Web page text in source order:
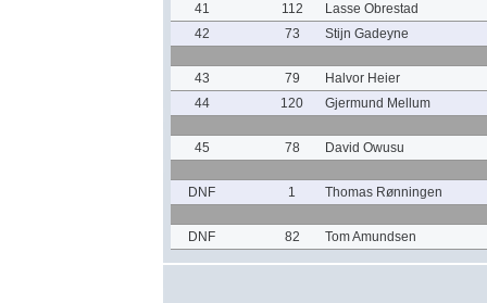
41 112
Lasse Obrestad
42
73 Stijn Gadeyne
43 79
Halvor Heier
44
120 Gjermund Mellum
45 78 David Owusu
DNF 1 Thomas Rønningen
DNF 82 Tom Amundsen